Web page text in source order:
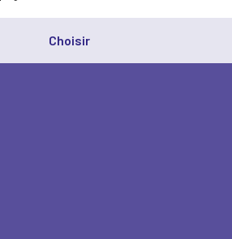
Choisir